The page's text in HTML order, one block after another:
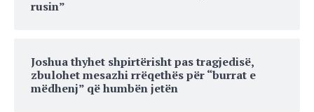
rusin”
Joshua thyhet shpirtërisht pas tragjedisë,
zbulohet mesazhi rrëqethës për “burrat e
mëdhenj” që humbën jetën